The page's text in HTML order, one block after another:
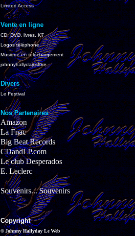
Limited Access
Vente en ligne
CD, DVD, livres, K7
Logos téléphone
Musique en téléchargement
johnnyhallyday.store
Divers
Le Festival
Nos Partenaires
Amazon
La Fnac
Big Beat Records
CDandLP.com
Le club Desperados
E. Leclerc
Souvenirs... Souvenirs
Copyright
© Johnny Hallyday Le Web